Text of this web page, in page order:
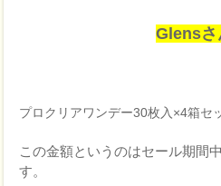
Glens
プロクリアワンデー30枚入×4箱セ
この金額というのはセール期間
す。